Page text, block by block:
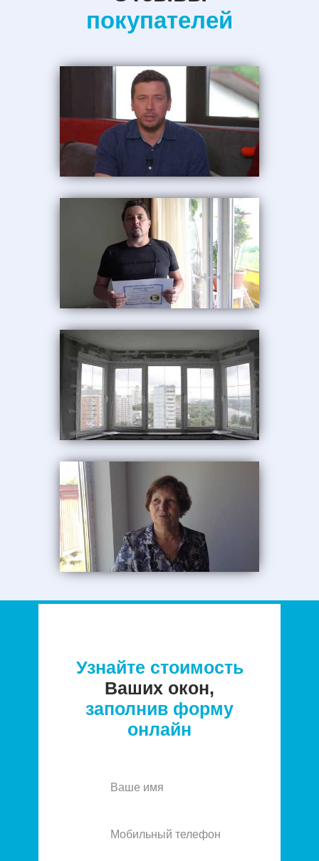
покупателей
Узнайте стоимость
Ваших окон,
заполнив форму
онлайн